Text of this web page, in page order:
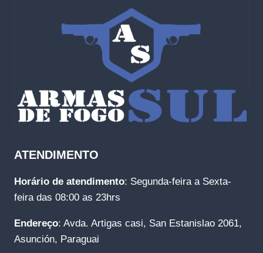
ATENDIMENTO
Horário de atendimento: Segunda-feira a Sexta-
feira das 08:00 as 23hrs
Endereço: Avda. Artigas casi, San Estanislao 2061,
Asunción, Paraguai